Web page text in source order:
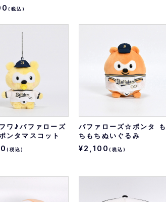
(税込)
ワ♪バファローズ
ンタマスコット
(税込)
バファローズ☆ポンタ も
ちもちぬいぐるみ
¥2,100(税込)